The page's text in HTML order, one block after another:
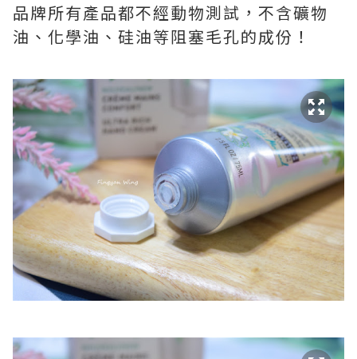
品牌所有產品都不經動物測試，不含礦物
油、化學油、硅油等阻塞毛孔的成份！